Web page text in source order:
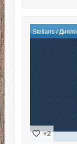
Stellaris/
+2